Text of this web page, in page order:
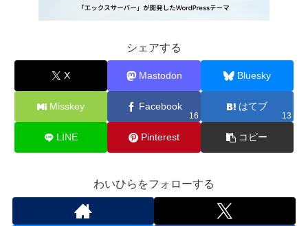
シェアする
X Mastodon Bluesky
Misskey Facebook
16
はてブ
13
LINE Pinterest コピー
わいひらをフォローする